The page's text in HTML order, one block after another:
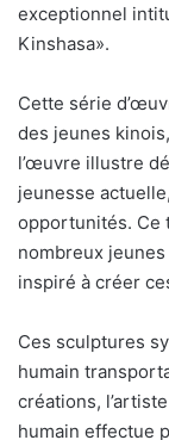
exceptionnel
Kinshasa».
Cette série
des jeunes
l’œuvre illustre
jeunesse
opportunités. Ce
nombreux
inspiré à créer
Ces sculptures
humain
créations,
humain effectue